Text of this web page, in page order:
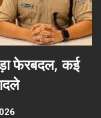
फेरबदल, कई